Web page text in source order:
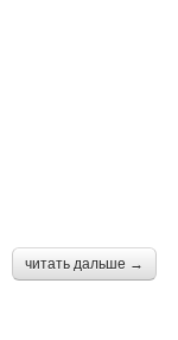
читать дальше →